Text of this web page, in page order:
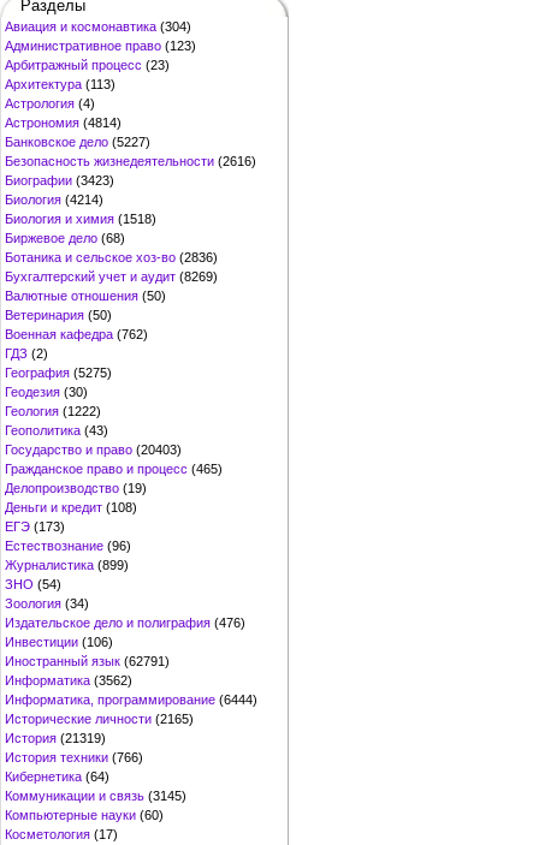
Разделы
Авиация и космонавтика (304)
Административное право (123)
Арбитражный процесс (23)
Архитектура (113)
Астрология (4)
Астрономия (4814)
Банковское дело (5227)
Безопасность жизнедеятельности (2616)
Биографии (3423)
Биология (4214)
Биология и химия (1518)
Биржевое дело (68)
Ботаника и сельское хоз-во (2836)
Бухгалтерский учет и аудит (8269)
Валютные отношения (50)
Ветеринария (50)
Военная кафедра (762)
ГДЗ (2)
География (5275)
Геодезия (30)
Геология (1222)
Геополитика (43)
Государство и право (20403)
Гражданское право и процесс (465)
Делопроизводство (19)
Деньги и кредит (108)
ЕГЭ (173)
Естествознание (96)
Журналистика (899)
ЗНО (54)
Зоология (34)
Издательское дело и полиграфия (476)
Инвестиции (106)
Иностранный язык (62791)
Информатика (3562)
Информатика, программирование (6444)
Исторические личности (2165)
История (21319)
История техники (766)
Кибернетика (64)
Коммуникации и связь (3145)
Компьютерные науки (60)
Косметология (17)